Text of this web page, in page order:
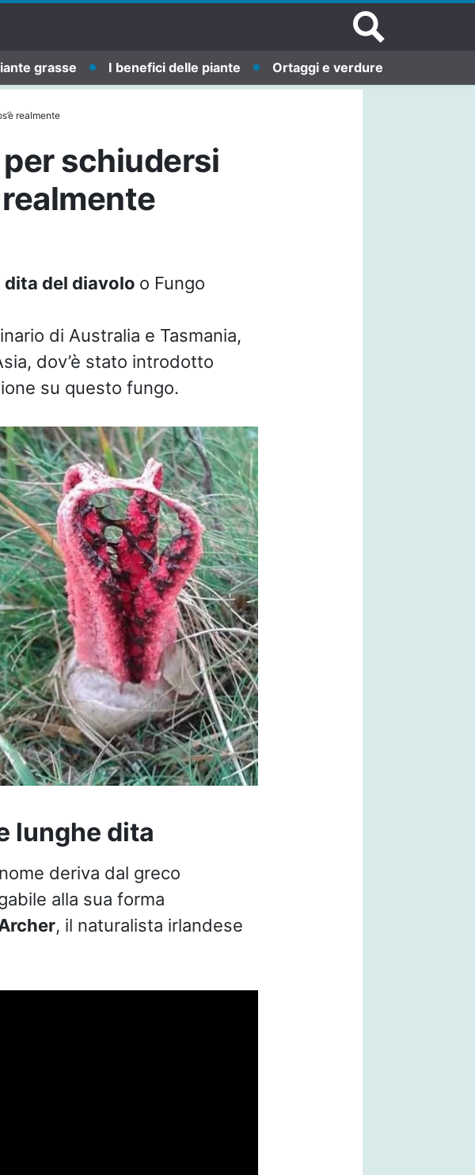
grasse I benefici delle piante Ortaggi e verdure
realmente
schiudersi
dita del diavolo o Fungo
di Australia e Tasmania,
dov’è stato introdotto
su questo fungo.
lunghe dita
deriva dal greco
alla sua forma
, il naturalista irlandese